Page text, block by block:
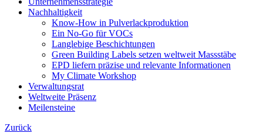
Nachhaltigkeit
Know-How in Pulverlackproduktion
Ein No-Go für VOCs
Langlebige Beschichtungen
Green Building Labels setzen weltweit Massstäbe
EPD liefern präzise und relevante Informationen
My Climate Workshop
Verwaltungsrat
Weltweite Präsenz
Meilensteine
Zurück